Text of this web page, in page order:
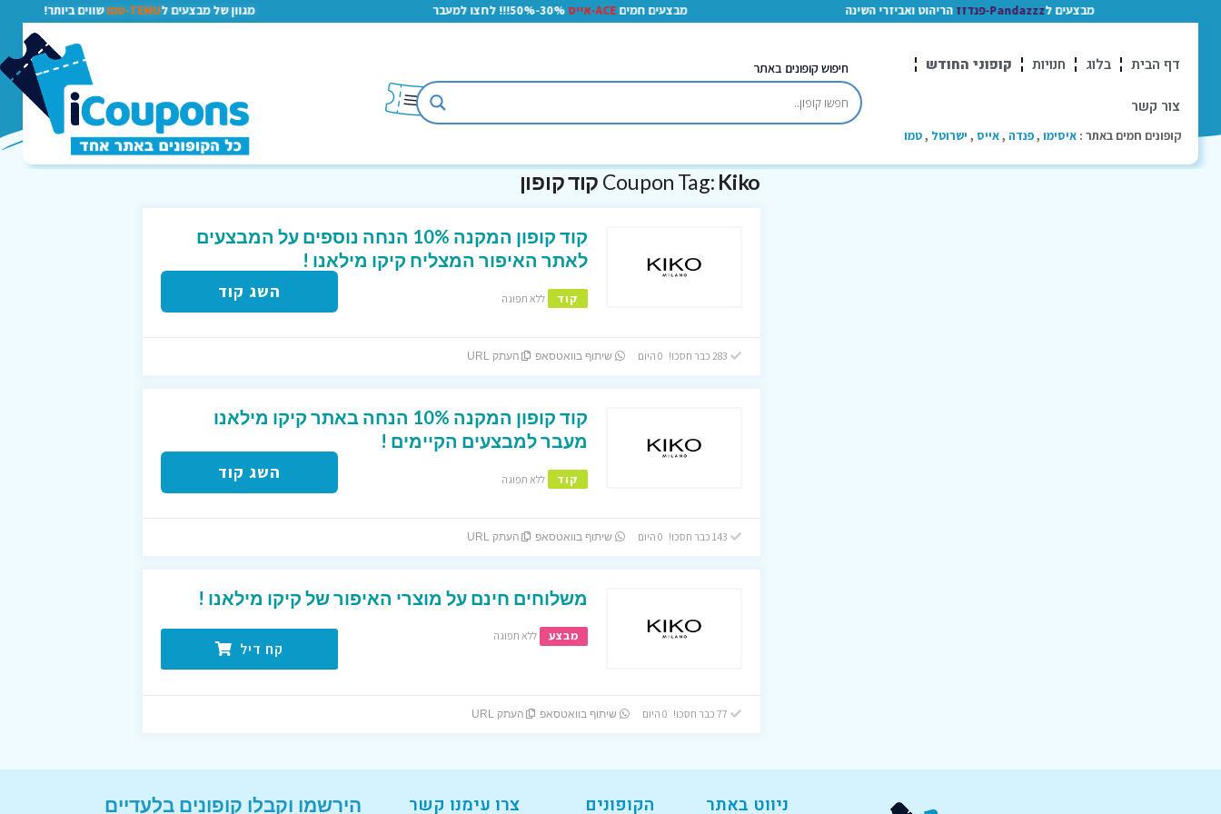
מבצעים לPandazzz-פנדזז הריהוט ואביזרי השינה מבצעים חמיםACE-אייס 30%-50%!!! לחצו למעבר מגוון של מבצעים לTEMU-טמו שווים ביותר!
דף הבית בלוג חנויות קופוני החודש
צור קשר
קופונים חמים באתר : איסימו ,פנדה ,אייס , ישרוטל ,טמו
חיפוש קופונים באתר
Coupon Tag: Kiko קוד קופון
קוד קופון המקנה 10% הנחה נוספים על המבצעים
לאתר האיפור המצליח קיקו מילאנו !
קוד ללא תפוגה השג קוד
שיתוף בוואטסאפ העתק URL
קוד קופון המקנה 10% הנחה באתר קיקו מילאנו
מעבר למבצעים הקיימים !
קוד ללא תפוגה השג קוד
שיתוף בוואטסאפ העתק URL
משלוחים חינם על מוצרי האיפור של קיקו מילאנו !
מבצע ללא תפוגה
קח דיל
שיתוף בוואטסאפ העתק URL
ניווט באתר הקופונים צרו עימנו קשר הירשמו וקבלו קופונים בלעדיים